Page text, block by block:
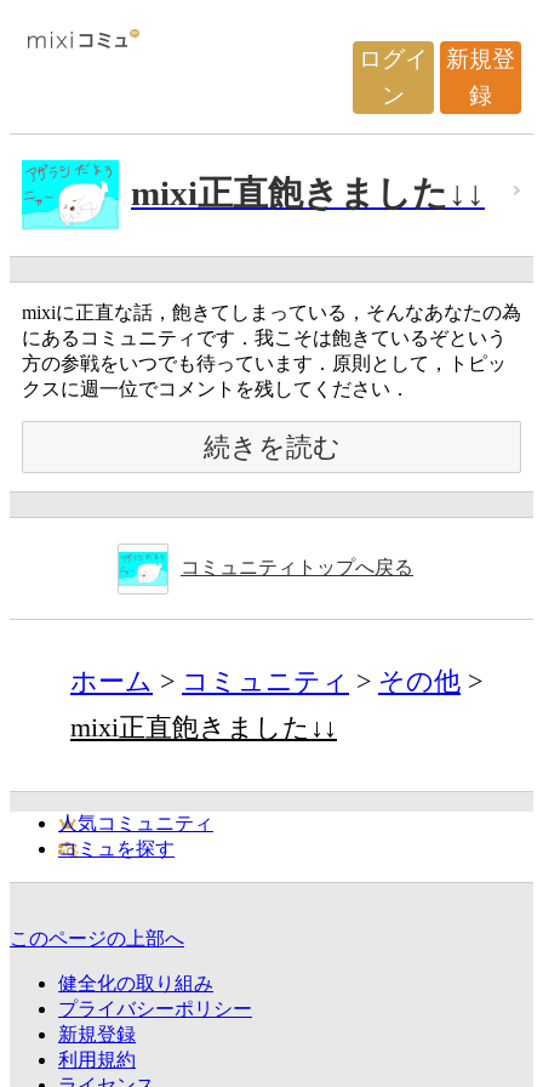
ログイ
ン
新規登
録
mixi正直飽きました↓↓
mixiに正直な話，飽きてしまっている，そんなあなたの為
にあるコミュニティです．我こそは飽きているぞという
方の参戦をいつでも待っています．原則として，トピッ
クスに週一位でコメントを残してください．
続きを読む
コミュニティトップへ戻る
ホーム コミュニティ
その他
mixi正直飽きました↓↓
人気コミュニティ
コミュを探す
このページの上部へ
健全化の取り組み
プライバシーポリシー
新規登録
利用規約